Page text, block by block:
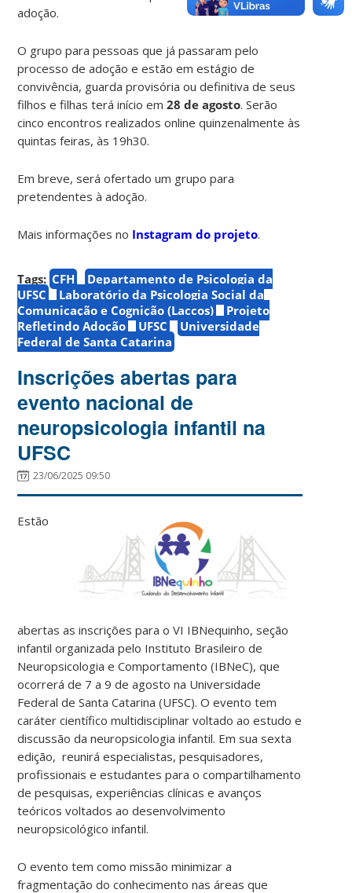
adoção.
O grupo para pessoas que já passaram pelo
processo de adoção e estão em estágio de
convivência, guarda provisória ou definitiva de seus
filhos e filhas terá início em28 de agosto. Serão
cinco encontros realizados online quinzenalmente às
quintas feiras, às 19h30.
Em breve, será ofertado um grupo para
pretendentes à adoção.
Mais informações no Instagram do projeto.
Tags: CFH
Departamento de Psicologia da
UFSC
Laboratório da Psicologia Social da
Comunicação e Cognição (Laccos)
Projeto
Refletindo Adoção
UFSC
Universidade
Federal de Santa Catarina
Inscrições abertas para
evento nacional de
neuropsicologia infantil na
UFSC
23/06/2025 09:50
Estão
abertas as inscrições para o VI IBNequinho, seção
infantil organizada pelo Instituto Brasileiro de
Neuropsicologia e Comportamento (IBNeC), que
ocorrerá de 7 a 9 de agosto na Universidade
Federal de Santa Catarina (UFSC). O evento tem
caráter científico multidisciplinar voltado ao estudo e
discussão da neuropsicologia infantil. Em sua sexta
edição, reunirá especialistas, pesquisadores,
profissionais e estudantes para o compartilhamento
de pesquisas, experiências clínicas e avanços
teóricos voltados ao desenvolvimento
neuropsicológico infantil.
O evento tem como missão minimizar a
fragmentação do conhecimento nas áreas que